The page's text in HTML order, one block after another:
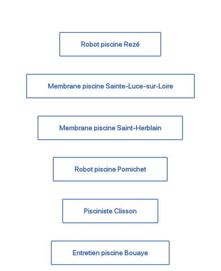
Robot piscine Rezé
Membrane piscine Sainte-Luce-sur-Loire
Membrane piscine Saint-Herblain
Robot piscine Pornichet
Pisciniste Clisson
Entretien piscine Bouaye